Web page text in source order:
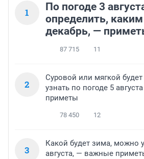
1
По погоде 3
определить,
декабрь, —
87 715 11
2
Суровой или мягкой
узнать по погоде 5
приметы
78 450 12
3
Какой будет зима, можно
августа, — важные